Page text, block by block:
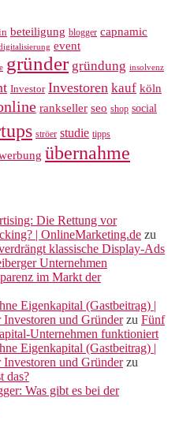
beteiligung blogger capnamic
event
gründer gründung insolvenz
Investor Investoren kauf köln
rankseller seo shop social
ströer studie tipps
übernahme
Die Rettung vor
| OnlineMarketing.de zu
klassische Display-Ads
Unternehmen
im Markt der
Eigenkapital (Gastbeitrag) |
und Gründerzu Fünf
Unternehmen funktioniert
Eigenkapital (Gastbeitrag) |
und Gründerzu
das?
Was gibt es bei der